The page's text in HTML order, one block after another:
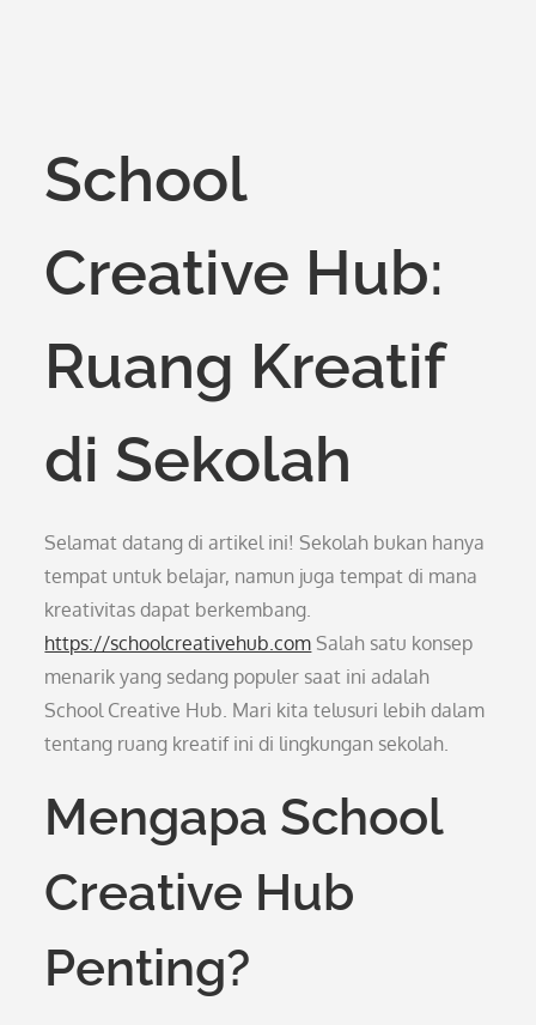
School
Creative Hub:
Ruang Kreatif
di Sekolah
Selamat datang di artikel ini! Sekolah bukan hanya
tempat untuk belajar, namun juga tempat di mana
kreativitas dapat berkembang.
https://schoolcreativehub.com Salah satu konsep
menarik yang sedang populer saat ini adalah
School Creative Hub. Mari kita telusuri lebih dalam
tentang ruang kreatif ini di lingkungan sekolah.
Mengapa School
Creative Hub
Penting?